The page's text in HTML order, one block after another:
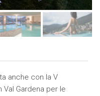
anche con la V
Val Gardena per le